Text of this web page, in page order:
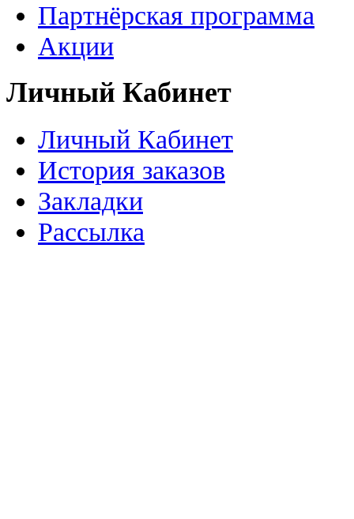
Партнёрская программа
Акции
Личный Кабинет
Личный Кабинет
История заказов
Закладки
Рассылка